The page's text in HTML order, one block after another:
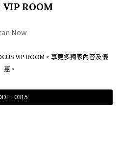
VIP ROOM
Now
VIP ROOM，享更多獨家內容及優
惠。
: 0315